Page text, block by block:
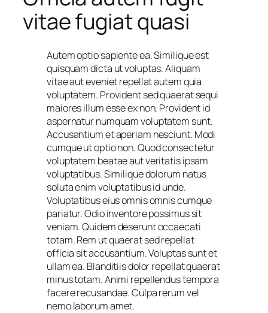
vitae fugiat quasi
Autem optio sapiente ea. Similique est
quisquam dicta ut voluptas. Aliquam
vitae aut eveniet repellat autem quia
voluptatem. Provident sed quaerat sequi
maiores illum esse ex non. Provident id
aspernatur numquam voluptatem sunt.
Accusantium et aperiam nesciunt. Modi
cumque ut optio non. Quod consectetur
voluptatem beatae aut veritatis ipsam
voluptatibus. Similique dolorum natus
soluta enim voluptatibus id unde.
Voluptatibus eius omnis omnis cumque
pariatur. Odio inventore possimus sit
veniam. Quidem deserunt occaecati
totam. Rem ut quaerat sed repellat
officia sit accusantium. Voluptas sunt et
ullam ea. Blanditiis dolor repellat quaerat
minus totam. Animi repellendus tempora
facere recusandae. Culpa rerum vel
nemo laborum amet.